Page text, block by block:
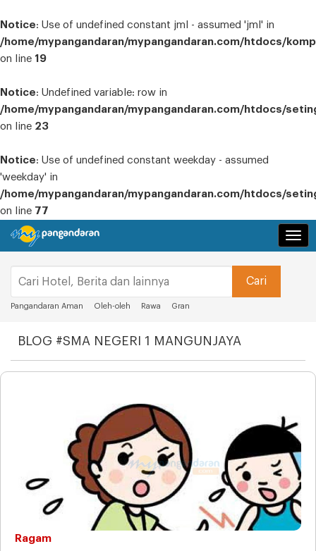
Notice: Use of undefined constant jml - assumed 'jml' in
/home/mypangandaran/mypangandaran.com/htdocs/
on line 19
Notice: Undefined variable: row in
/home/mypangandaran/mypangandaran.com/htdocs/
on line 23
Notice: Use of undefined constant weekday - assumed
'weekday' in
/home/mypangandaran/mypangandaran.com/htdocs/
on line 77
Pangandaran Aman Oleh-oleh Rawa Gran
BLOG #SMA NEGERI 1 MANGUNJAYA
Ragam